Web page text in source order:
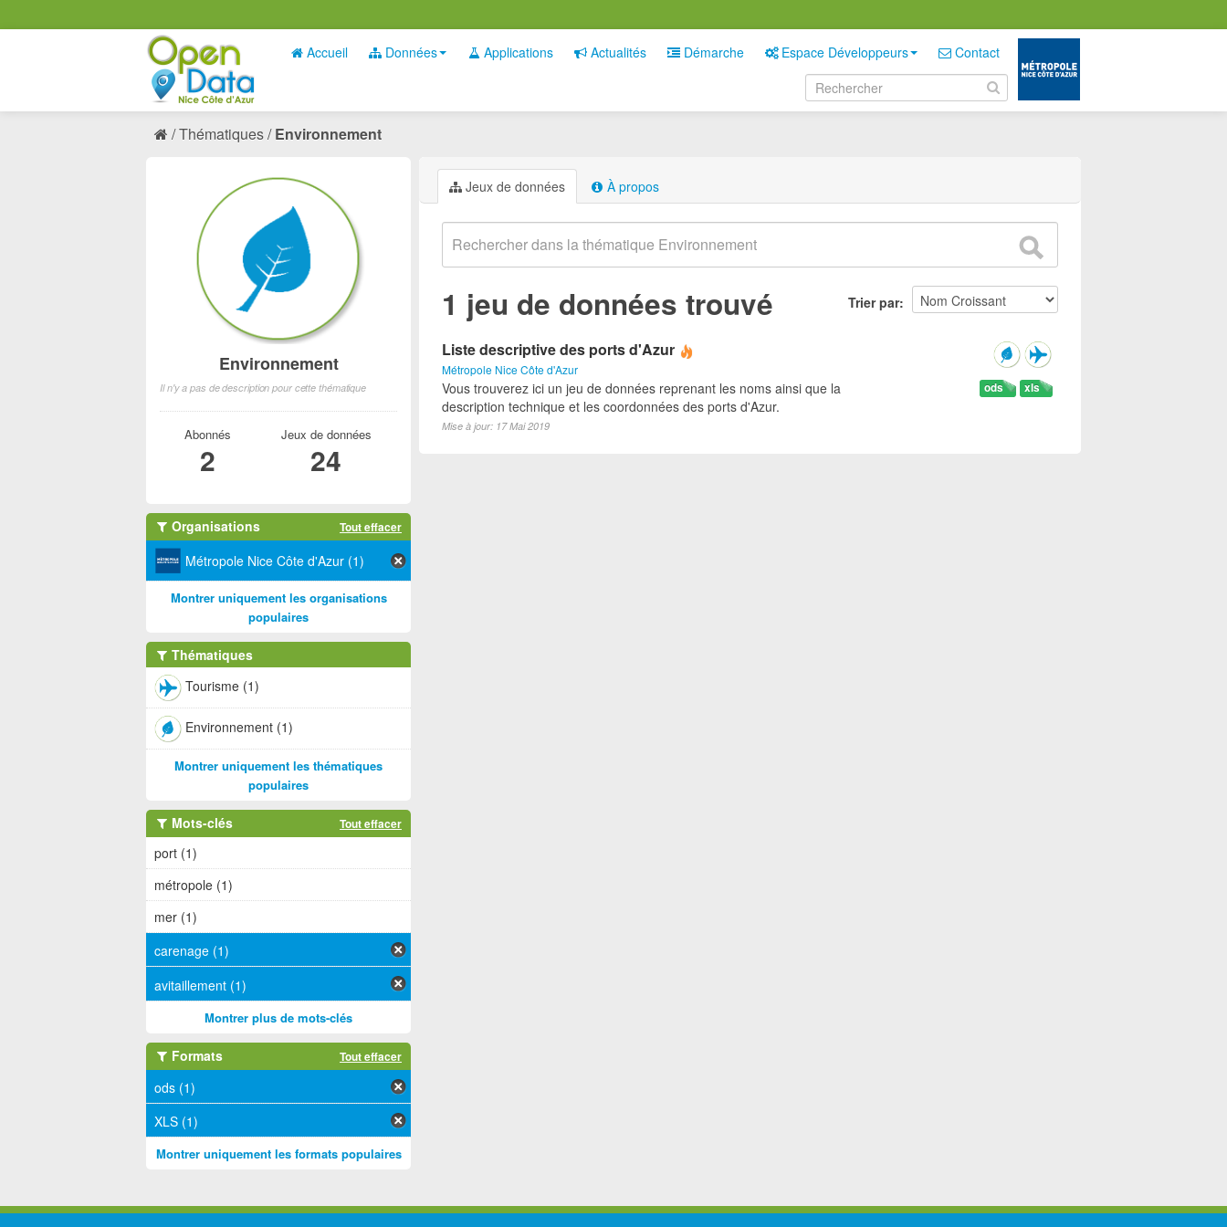
Accueil Données Applications Actualités Démarche Espace Développeurs Contact
Thématiques Environnement
Jeux de données À propos
Trier par
1 jeu de données trouvé
Liste descriptive des ports d'Azur
Métropole Nice Côte d'Azur
xls
ods
Vous trouverez ici un jeu de données reprenant les noms ainsi que la
description technique et les coordonnées des ports d'Azur.
Mise à jour: 17 Mai 2019
Environnement
Il n'y a pas de description pour cette thématique
Abonnés
2
Jeux de données
24
Organisations Tout effacer
Métropole Nice Côte d'Azur (1)
Montrer uniquement les organisations
populaires
Thématiques
Tourisme (1)
Environnement (1)
Montrer uniquement les thématiques
populaires
Mots-clés Tout effacer
port (1)
métropole (1)
mer (1)
carenage (1)
avitaillement (1)
Montrer plus de mots-clés
Formats Tout effacer
ods (1)
XLS (1)
Montrer uniquement les formats populaires